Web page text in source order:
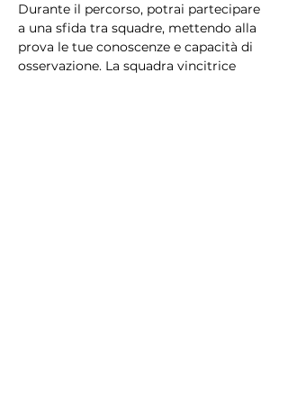
Durante il percorso, potrai partecipare
a una sfida tra squadre, mettendo alla
prova le tue conoscenze e capacità di
osservazione. La squadra vincitrice